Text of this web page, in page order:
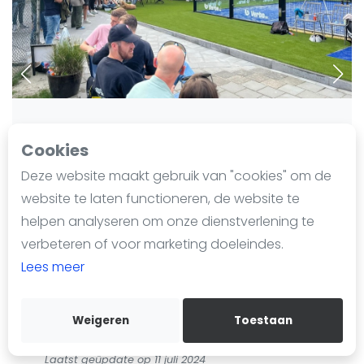
Cookies
Deze website maakt gebruik van "cookies" om de
website te laten functioneren, de website te
helpen analyseren om onze dienstverlening te
verbeteren of voor marketing doeleindes.
Lees meer
Weigeren Toestaan
Nieuws
Blog artikelen
Vragen over padel
Padelgear
Informatie
Over ons
Contact
Adverteren
Insights
WhatsApp
Join WhatsApp Community
Boek een baan
TPC Loon op Zand
Laatst geüpdate op 11 juli 2024